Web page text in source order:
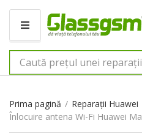
M
N
I
Prima pagină / Reparații Huawei
Înlocuire antena Wi-Fi Huawei